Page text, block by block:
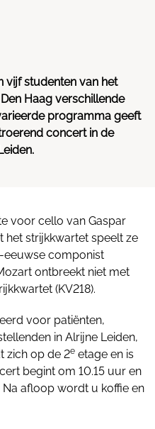
vijf studenten van het
Haag verschillende
programma geeft
concert in de
voor cello van Gaspar
het strijkkwartet speelt ze
-eeuwse componist
ontbreekt niet met
(KV218).
voor patiënten,
in Alrijne Leiden,
zich op de 2e etage en is
begint om 10.15 uur en
afloop wordt u koffie en